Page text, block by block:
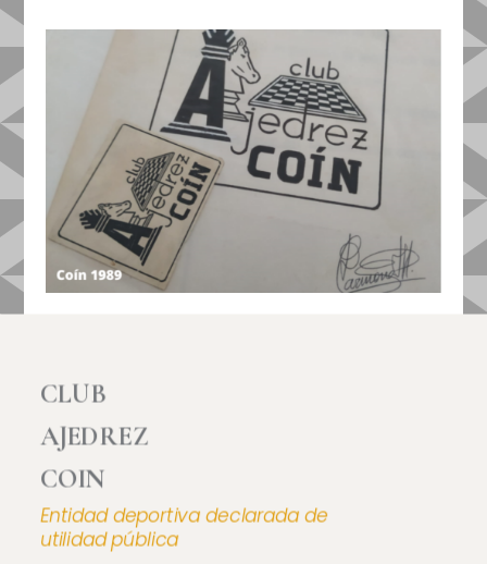
CLUB
AJEDREZ
COIN
Entidad deportiva declarada de
utilidad pública